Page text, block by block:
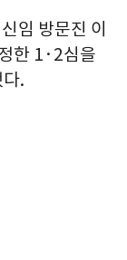
임 방문진 이
한 1·2심을
.